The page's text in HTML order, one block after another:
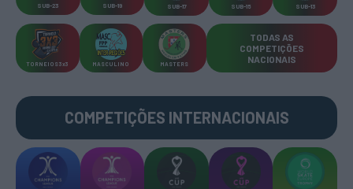
SUB-23 SUB-19 SUB-17 SUB-15 SUB-13
TORNEIOS 3x3 MASCULINO MASTERS
TODAS AS
COMPETIÇÕES
NACIONAIS
COMPETIÇÕES INTERNACIONAIS